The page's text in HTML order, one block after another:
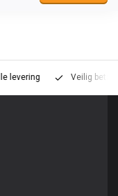
Veilig betalen